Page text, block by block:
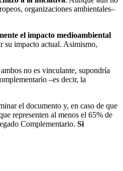
organizaciones ambientales–
el impacto medioambiental
su impacto actual. Asimismo,
no es vinculante, supondría
–es decir, la
el documento y, en caso de que
representen al menos el 65% de
Complementario. Si